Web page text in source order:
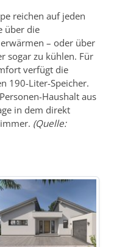
reichen auf jeden
über die
– oder über
sogar zu kühlen. Für
verfügt die
190-Liter-Speicher.
Haushalt aus
in dem direkt
(Quelle: